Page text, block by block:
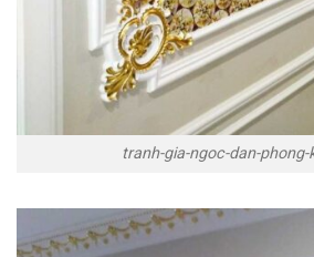
tranh-gia-ngoc-dan-phong-